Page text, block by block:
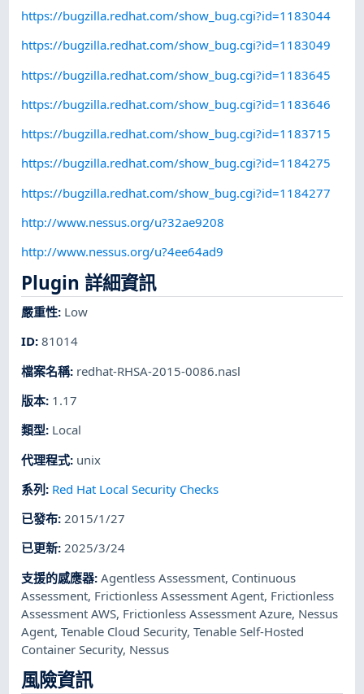
https://bugzilla.redhat.com/show_bug.cgi?id=1183044
https://bugzilla.redhat.com/show_bug.cgi?id=1183049
https://bugzilla.redhat.com/show_bug.cgi?id=1183645
https://bugzilla.redhat.com/show_bug.cgi?id=1183646
https://bugzilla.redhat.com/show_bug.cgi?id=1183715
https://bugzilla.redhat.com/show_bug.cgi?id=1184275
https://bugzilla.redhat.com/show_bug.cgi?id=1184277
http://www.nessus.org/u?32ae9208
http://www.nessus.org/u?4ee64ad9
Plugin 詳細資訊
嚴重性: Low
ID:81014
檔案名稱: redhat-RHSA-2015-0086.nasl
版本: 1.17
類型: Local
代理程式: unix
系列: Red Hat Local Security Checks
已發布:2015/1/27
已更新:2025/3/24
支援的感應器:Agentless Assessment, Continuous
Assessment, Frictionless Assessment Agent, Frictionless
Assessment AWS, Frictionless Assessment Azure, Nessus
Agent,Tenable Cloud Security,Tenable Self-Hosted
Container Security, Nessus
風險資訊